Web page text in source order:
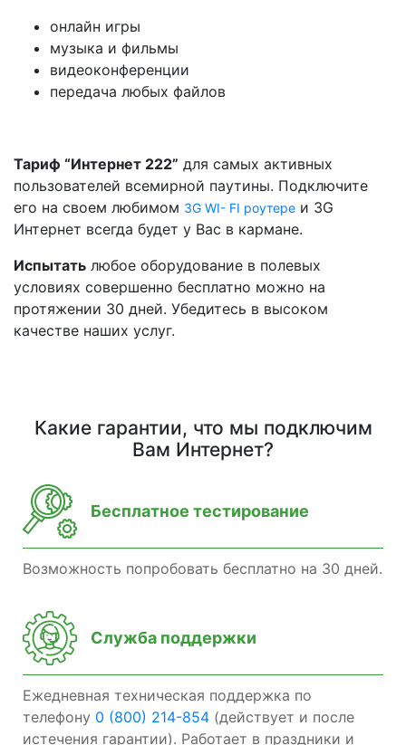
онлайн игры
музыка и фильмы
видеоконференции
передача любых файлов
Тариф “Интернет 222” для самых активных
пользователей всемирной паутины. Подключите
его на своем любимом 3G WI- FI роутере и 3G
Интернет всегда будет у Вас в кармане.
Испытать любое оборудование в полевых
условиях совершенно бесплатно можно на
протяжении 30 дней. Убедитесь в высоком
качестве наших услуг.
Какие гарантии, что мы подключим
Вам Интернет?
Бесплатное тестирование
Возможность попробовать бесплатно на 30 дней.
Служба поддержки
Ежедневная техническая поддержка по
телефону 0 (800) 214-854 (действует и после
истечения гарантии). Работает в праздники и